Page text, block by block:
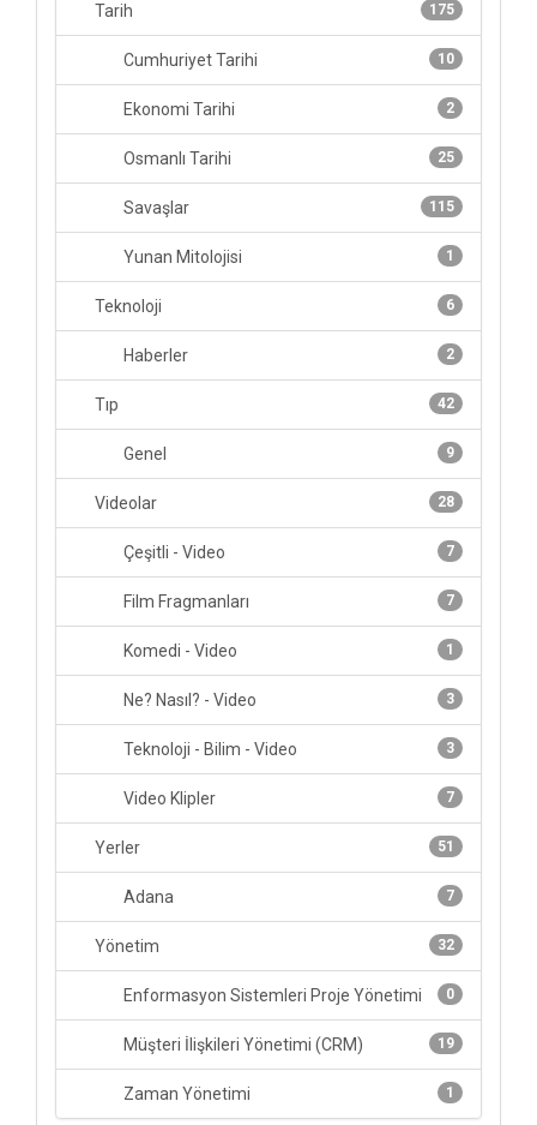
175
Tarih
10
Cumhuriyet Tarihi
2
Ekonomi Tarihi
25
Osmanlı Tarihi
115
Savaşlar
1
Yunan Mitolojisi
6
Teknoloji
2
Haberler
42
Tıp
9
Genel
28
Videolar
7
Çeşitli - Video
7
Film Fragmanları
1
Komedi - Video
3
Ne? Nasıl? - Video
3
Teknoloji - Bilim - Video
7
Video Klipler
51
Yerler
7
Adana
32
Yönetim
0
Enformasyon Sistemleri Proje Yönetimi
19
Müşteri İlişkileri Yönetimi (CRM)
1
Zaman Yönetimi